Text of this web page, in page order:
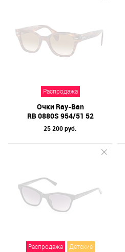
Цвет оправы
Технология оптики
Распродажа
Очки Ray-Ban
RB 0880S 954/51 52
25 200 руб.
Распродажа Детские